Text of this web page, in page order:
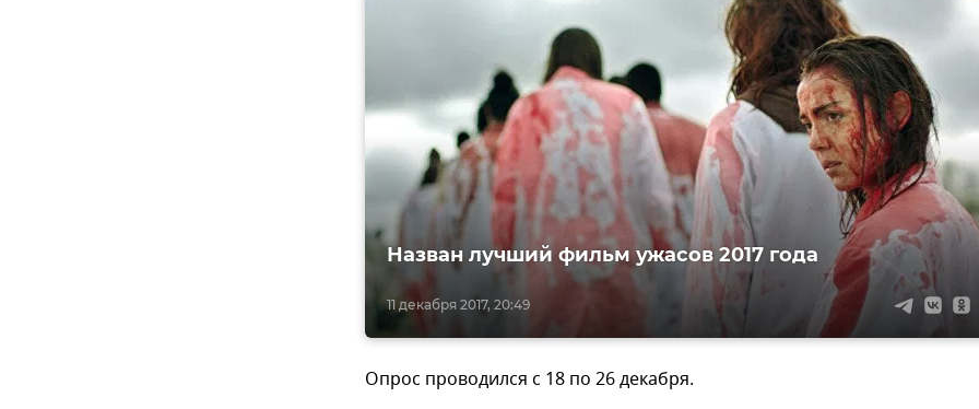
11 декабря 2017, 20:49
Назван лучший фильм ужасов 2017 года
Опрос проводился с 18 по 26 декабря.